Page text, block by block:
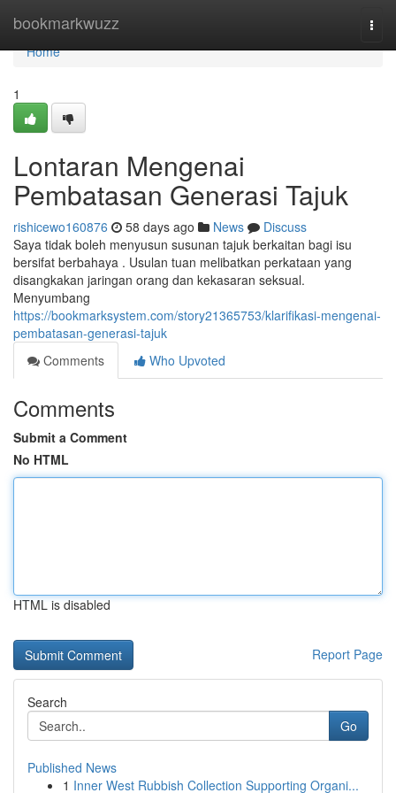
bookmarkwuzz
Home
Home
1
Lontaran Mengenai
Pembatasan Generasi Tajuk
rishicewo160876 58 days ago News
Discuss
Saya tidak boleh menyusun susunan tajuk berkaitan bagi isu
bersifat berbahaya . Usulan tuan melibatkan perkataan yang
disangkakan jaringan orang dan kekasaran seksual.
Menyumbang
https://bookmarksystem.com/story21365753/klarifikasi-mengenai-
pembatasan-generasi-tajuk
Comments
Who Upvoted
Comments
Submit a Comment
No HTML
HTML is disabled
Report Page
Search
Go
Published News
1 Inner West Rubbish Collection Supporting Organi...